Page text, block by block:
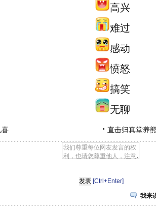
高兴
难过
感动
愤怒
搞笑
无聊
喜 直击归真堂养
[Ctrl+Enter]
我来